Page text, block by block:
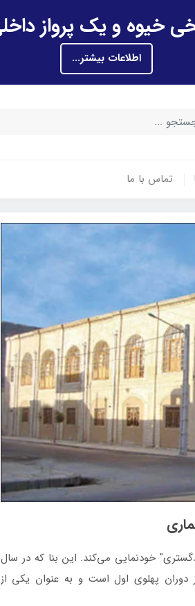
اطلاعات بیشتر...
تماس با ما
خودنمایی می‌کند. این بنا که در سال
دوران پهلوی اول است و به عنوان یکی از